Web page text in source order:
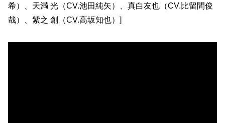
希）、天満 光（CV.池田純矢）、真白友也（CV.比留間俊
哉）、紫之 創（CV.高坂知也）]